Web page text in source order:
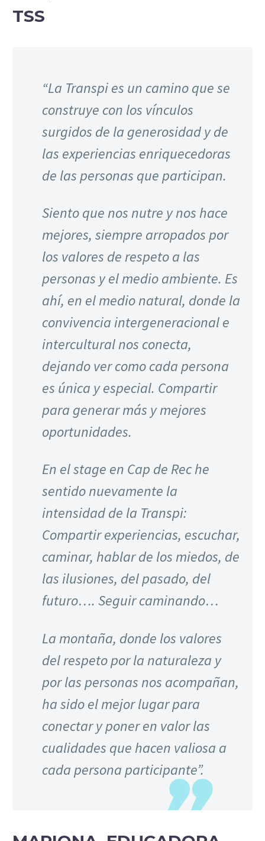
TSS
“La Transpi es un camino que se
construye con los vínculos
surgidos de la generosidad y de
las experiencias enriquecedoras
de las personas que participan.
Siento que nos nutre y nos hace
mejores, siempre arropados por
los valores de respeto a las
personas y el medio ambiente. Es
ahí, en el medio natural, donde la
convivencia intergeneracional e
intercultural nos conecta,
dejando ver como cada persona
es única y especial. Compartir
para generar más y mejores
oportunidades.
En el stage en Cap de Rec he
sentido nuevamente la
intensidad de la Transpi:
Compartir experiencias, escuchar,
caminar, hablar de los miedos, de
las ilusiones, del pasado, del
futuro…. Seguir caminando…
La montaña, donde los valores
del respeto por la naturaleza y
por las personas nos acompañan,
ha sido el mejor lugar para
conectar y poner en valor las
cualidades que hacen valiosa a
cada persona participante”.